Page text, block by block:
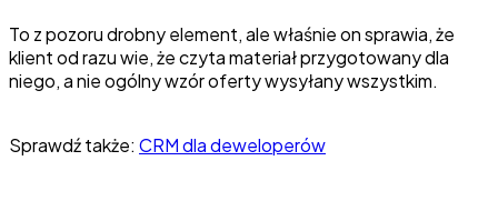
To z pozoru drobny element, ale właśnie on sprawia, że
klient od razu wie, że czyta materiał przygotowany dla
niego, a nie ogólny wzór oferty wysyłany wszystkim.
Sprawdź także: CRM dla deweloperów